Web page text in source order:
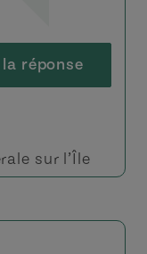
réponse
sur l’Île